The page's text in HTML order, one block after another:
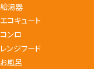
給湯器
エコキュート
コンロ
レンジフード
お風呂